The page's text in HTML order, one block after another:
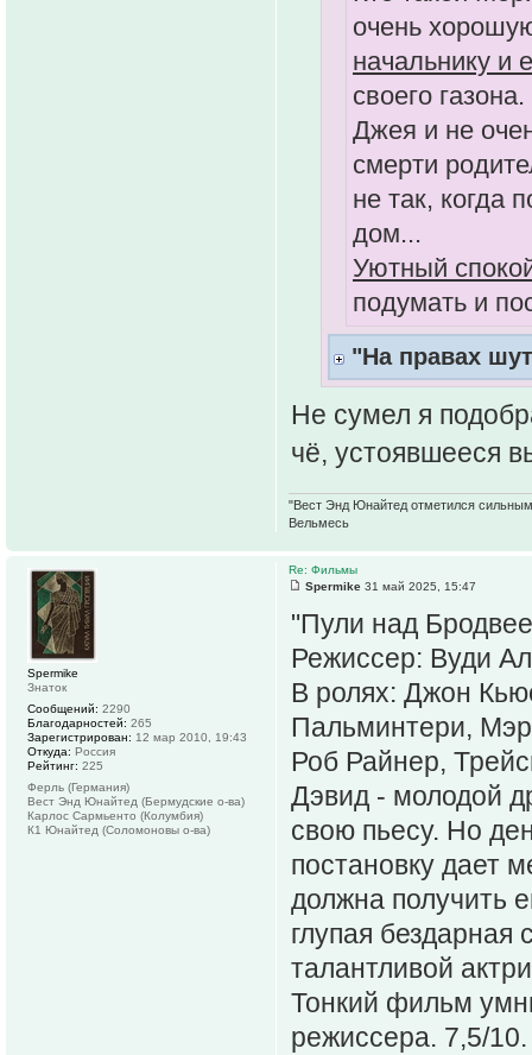
очень
начальнику и
своего
Джея и не
смерти
не так, когда
дом...
Уютный
подумать и
"На правах
Не сумел я
чё, устоявшееся
"Вест Энд Юнайтед отметился сильным
Вельмесь
Re: Фильмы
Spermike 31 май 2025, 15:47
"Пули над
Режиссер: Вуди
В ролях: Джон
Пальминтери,
Роб Райнер,
Дэвид - молодой
свою пьесу. Но
постановку дает
должна получить
глупая
талантливой
Тонкий фильм
режиссера. 7,5/10.
Spermike
Знаток
Сообщений: 2290
Благодарностей: 265
Зарегистрирован: 12 мар 2010, 19:43
Откуда: Россия
Рейтинг: 225
Ферль (Германия)
Вест Энд Юнайтед (Бермудские о-ва)
Карлос Сармьенто (Колумбия)
К1 Юнайтед (Соломоновы о-ва)